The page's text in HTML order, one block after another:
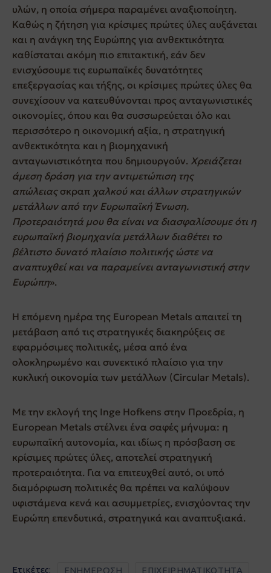
υλών, η οποία σήμερα παραμένει αναξιοποίητη.
Καθώς η ζήτηση για κρίσιμες πρώτες ύλες αυξάνεται
και η ανάγκη της Ευρώπης για ανθεκτικότητα
καθίσταται ακόμη πιο επιτακτική, εάν δεν
ενισχύσουμε τις ευρωπαϊκές δυνατότητες
επεξεργασίας και τήξης, οι κρίσιμες πρώτες ύλες θα
συνεχίσουν να κατευθύνονται προς ανταγωνιστικές
οικονομίες, όπου και θα συσσωρεύεται όλο και
περισσότερο η οικονομική αξία, η στρατηγική
ανθεκτικότητα και η βιομηχανική
ανταγωνιστικότητα που δημιουργούν. Χρειάζεται
άμεση δράση για την αντιμετώπιση της
απώλειαςσκραπ χαλκού και άλλων στρατηγικών
μετάλλων από την Ευρωπαϊκή Ένωση.
Προτεραιότητά μου θα είναι να διασφαλίσουμε ότι η
ευρωπαϊκή βιομηχανία μετάλλων διαθέτει το
βέλτιστο δυνατό πλαίσιο πολιτικής ώστε να
αναπτυχθεί και να παραμείνει ανταγωνιστική στην
Ευρώπη».
Η επόμενη ημέρα της European Metals απαιτεί τη
μετάβαση από τις στρατηγικές διακηρύξεις σε
εφαρμόσιμες πολιτικές, μέσα από ένα
ολοκληρωμένο και συνεκτικό πλαίσιο για την
κυκλική οικονομία των μετάλλων (Circular Metals).
Με την εκλογή της Inge Hofkens στην Προεδρία, η
European Metals στέλνει ένα σαφές μήνυμα: η
ευρωπαϊκή αυτονομία, και ιδίως η πρόσβαση σε
κρίσιμες πρώτες ύλες, αποτελεί στρατηγική
προτεραιότητα. Για να επιτευχθεί αυτό, οι υπό
διαμόρφωση πολιτικές θα πρέπει να καλύψουν
υφιστάμενα κενά και ασυμμετρίες, ενισχύοντας την
Ευρώπη επενδυτικά, στρατηγικά και αναπτυξιακά.
Ετικέτες: ΕΝΗΜΕΡΩΣΗ ΕΠΙΧΕΙΡΗΜΑΤΙΚΟΤΗΤΑ